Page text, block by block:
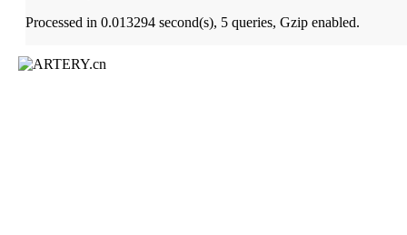
Processed in 0.013294 second(s), 5 queries, Gzip enabled.